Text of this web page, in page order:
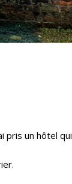
pris un hôtel qui